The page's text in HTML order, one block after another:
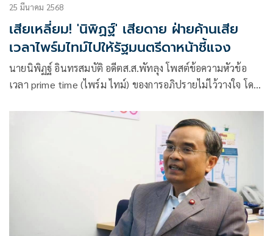
25 มีนาคม 2568
เสียเหลี่ยม! 'นิพิฏฐ์' เสียดาย ฝ่ายค้านเสีย
เวลาไพร์มไทม์ไปให้รัฐมนตรีดาหน้าชี้แจง
นายนิพิฏฐ์ อินทรสมบัติ อดีตส.ส.พัทลุง โพสต์ข้อความหัวข้อ
เวลา prime time (ไพร์ม ไทม์) ของการอภิปรายไม่ไว้วางใจ โดย